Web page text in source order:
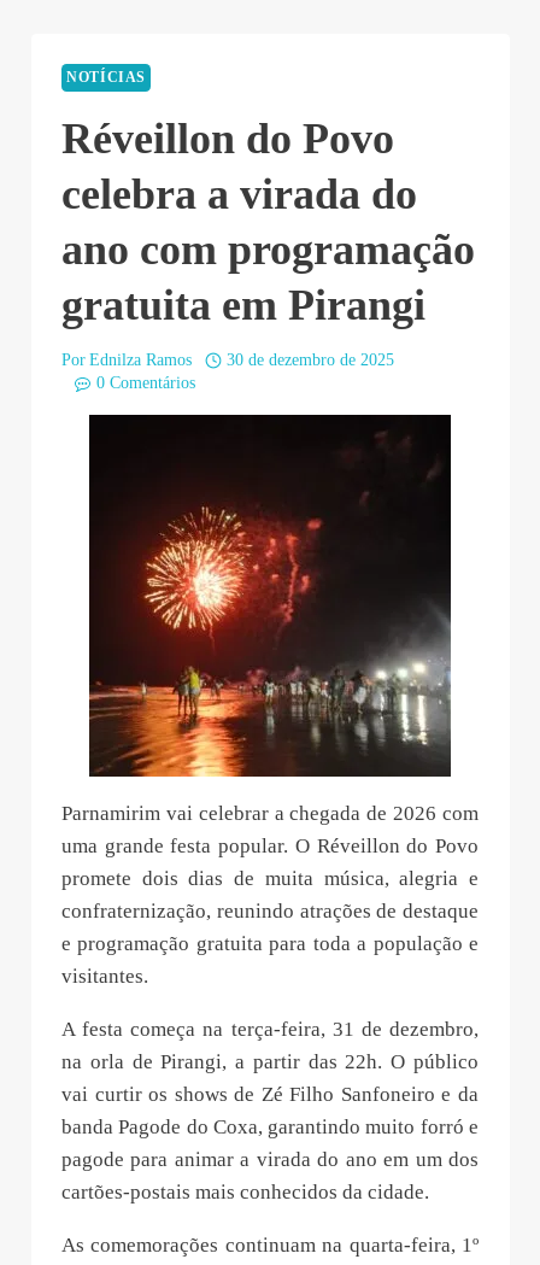
NOTÍCIAS
Réveillon do Povo
celebra a virada do
ano com programação
gratuita em Pirangi
Por Ednilza Ramos
30 de dezembro de 2025
0 Comentários
Parnamirim vai celebrar a chegada de 2026 com
uma grande festa popular. O Réveillon do Povo
promete dois dias de muita música, alegria e
confraternização, reunindo atrações de destaque
e programação gratuita para toda a população e
visitantes.
A festa começa na terça-feira, 31 de dezembro,
na orla de Pirangi, a partir das 22h. O público
vai curtir os shows de Zé Filho Sanfoneiro e da
banda Pagode do Coxa, garantindo muito forró e
pagode para animar a virada do ano em um dos
cartões-postais mais conhecidos da cidade.
As comemorações continuam na quarta-feira, 1º